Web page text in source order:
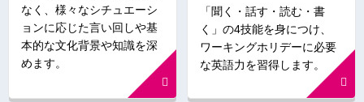
なく、様々なシチュエーシ
ョンに応じた言い回しや基
本的な文化背景や知識を深
めます。
「聞く・話す・読む・書
く」の4技能を身につけ、
ワーキングホリデーに必要
な英語力を習得します。